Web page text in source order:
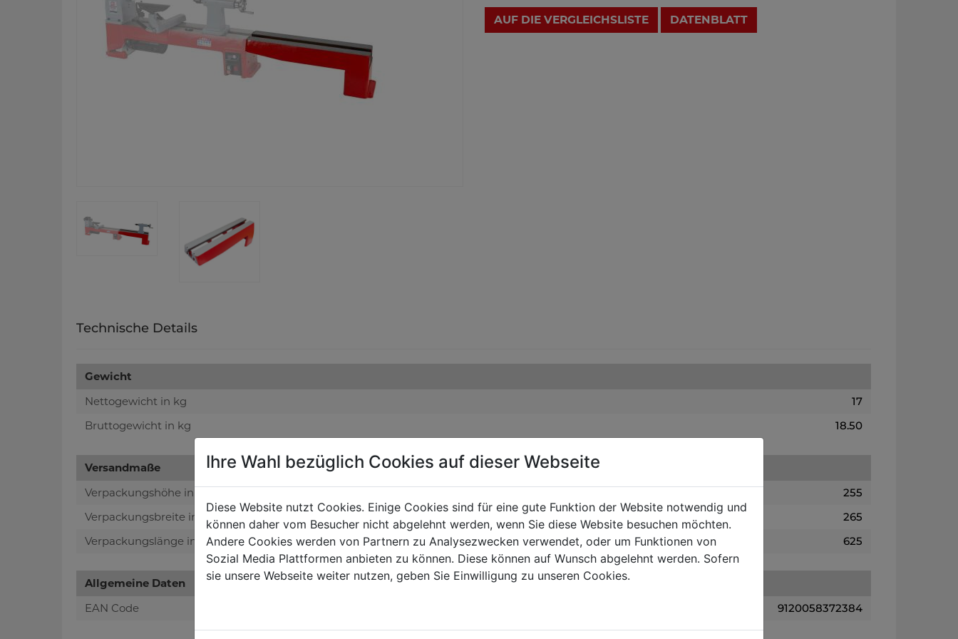
AUF DIE VERGLEICHSLISTE DATENBLATT
Technische Details
Gewicht
Nettogewicht in kg
17
Bruttogewicht in kg
18.50
Versandmaße
Verpackungshöhe in mm
255
Verpackungsbreite in mm
265
Verpackungslänge in mm
625
Allgemeine Daten
EAN Code
9120058372384
Ihre Wahl bezüglich Cookies auf dieser Webseite
Diese Website nutzt Cookies. Einige Cookies sind für eine gute Funktion der Website notwendig und
können daher vom Besucher nicht abgelehnt werden, wenn Sie diese Website besuchen möchten.
Andere Cookies werden von Partnern zu Analysezwecken verwendet, oder um Funktionen von
Sozial Media Plattformen anbieten zu können. Diese können auf Wunsch abgelehnt werden. Sofern
sie unsere Webseite weiter nutzen, geben Sie Einwilligung zu unseren Cookies.